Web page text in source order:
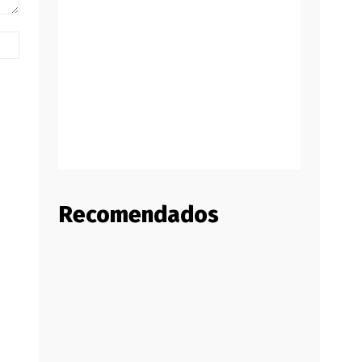
Recomendados